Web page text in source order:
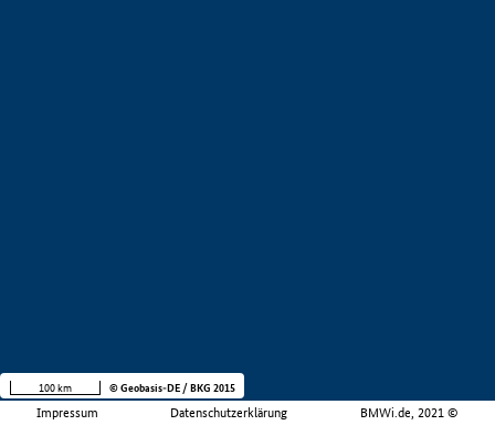
Impressum Datenschutzerklärung BMWi.de, 2021 ©
100 km © Geobasis-DE / BKG 2015